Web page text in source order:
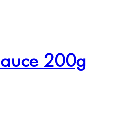
200g